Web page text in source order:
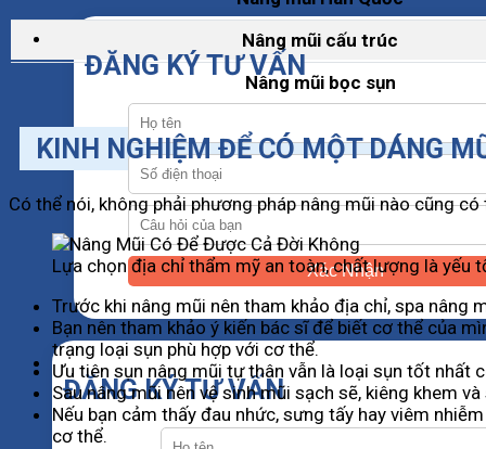
ĐĂNG KÝ TƯ VẤN
Xác Nhận
ĐĂNG KÝ TƯ VẤN
Nâng mũi cấu trúc
Nâng mũi bọc sụn
KINH NGHIỆM ĐỂ CÓ MỘT DÁNG
Có thể nói, không phải phương pháp nâng mũi nào cũng
Lựa chọn địa chỉ thẩm mỹ an toàn, chất lượng là yếu
Trước khi nâng mũi nên tham khảo địa chỉ, spa nâng
Bạn nên tham khảo ý kiến ​​bác sĩ để biết cơ thể của
trạng loại sụn phù hợp với cơ thể.
Ưu tiên sụn nâng mũi tự thân vẫn là loại sụn tốt nhất
Sau nâng mũi nên vệ sinh mũi sạch sẽ, kiêng khem
Nếu bạn cảm thấy đau nhức, sưng tấy hay viêm
cơ thể.